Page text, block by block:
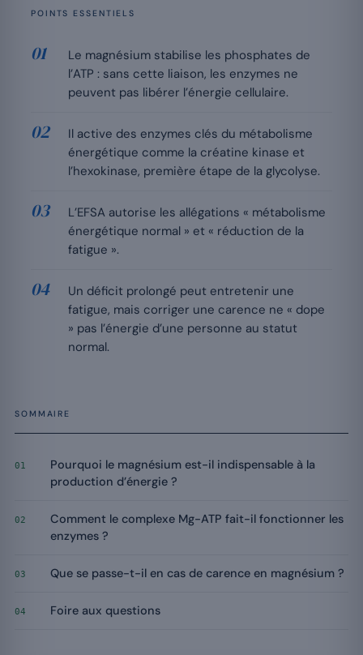
POINTS ESSENTIELS
Le magnésium stabilise les phosphates de
l’ATP : sans cette liaison, les enzymes ne
peuvent pas libérer l’énergie cellulaire.
Il active des enzymes clés du métabolisme
énergétique comme la créatine kinase et
l’hexokinase, première étape de la glycolyse.
L’EFSA autorise les allégations « métabolisme
énergétique normal » et « réduction de la
fatigue ».
Un déficit prolongé peut entretenir une
fatigue, mais corriger une carence ne « dope
» pas l’énergie d’une personne au statut
normal.
SOMMAIRE
01
Pourquoi le magnésium est-il indispensable à la
production d’énergie ?
02
Comment le complexe Mg-ATP fait-il fonctionner les
enzymes ?
03 Que se passe-t-il en cas de carence en magnésium ?
04 Foire aux questions